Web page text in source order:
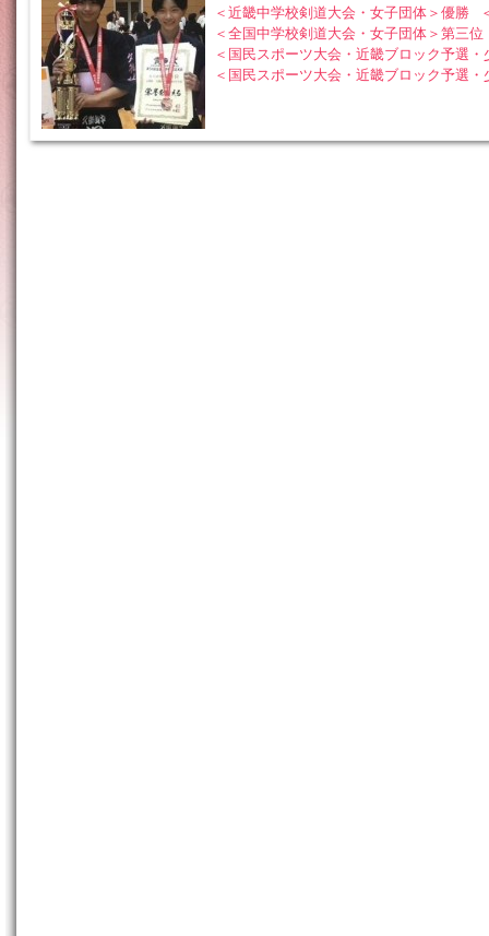
＜近畿中学校剣道大会・女子団体＞優勝
＜全国中学校剣道大会・女子団体＞第三位
＜国民スポーツ大会・近畿ブロック予選
＜国民スポーツ大会・近畿ブロック予選